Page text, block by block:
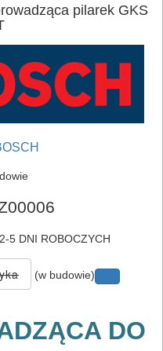
pilarek GKS
5 DNI ROBOCZYCH
(w budowie)
DO